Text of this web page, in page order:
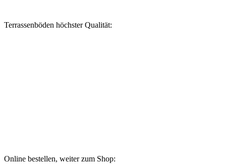
Terrassenböden höchster Qualität:
Online bestellen, weiter zum Shop: